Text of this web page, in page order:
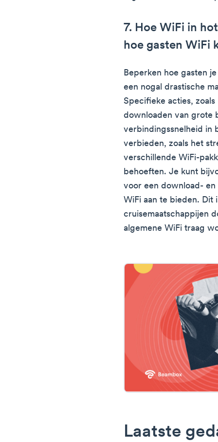
7. Hoe WiFi in
hoe gasten WiFi
Beperken hoe gasten
een nogal drastische
Specifieke acties,
downloaden van grote
verbindingssnelheid in
verbieden, zoals het
verschillende WiFi-
behoeften. Je kunt
voor een download- en
WiFi aan te bieden. Dit
cruisemaatschappijen
algemene WiFi traag
Laatste